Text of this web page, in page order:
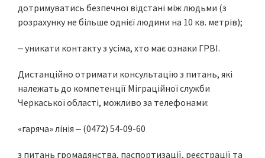
дотримуватись безпечної відстані між людьми (з
розрахунку не більше однієї людини на 10 кв. метрів);
‒ уникати контакту з усіма, хто має ознаки ГРВІ.
Дистанційно отримати консультацію з питань, які
належать до компетенції Міграційної служби
Черкаської області, можливо за телефонами:
«гаряча» лінія ‒ (0472) 54-09-60
з питань громадянства, паспортизації, реєстрації та